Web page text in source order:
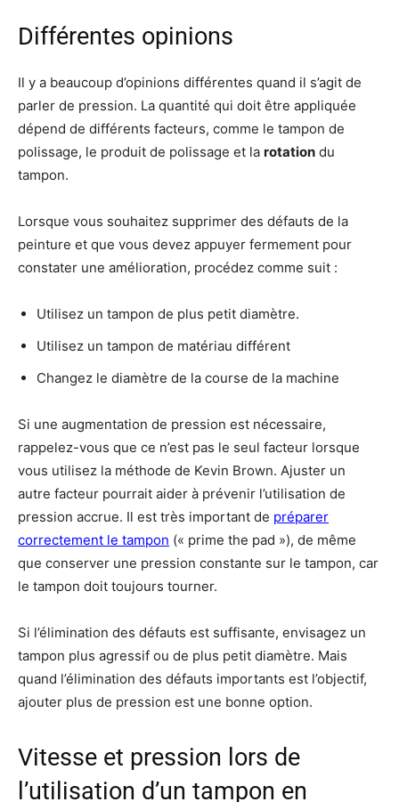
Différentes opinions
Il y a beaucoup d’opinions différentes quand il s’agit de
parler de pression. La quantité qui doit être appliquée
dépend de différents facteurs, comme le tampon de
polissage, le produit de polissage et la rotation du
tampon.
Lorsque vous souhaitez supprimer des défauts de la
peinture et que vous devez appuyer fermement pour
constater une amélioration, procédez comme suit :
Utilisez un tampon de plus petit diamètre.
Utilisez un tampon de matériau différent
Changez le diamètre de la course de la machine
Si une augmentation de pression est nécessaire,
rappelez-vous que ce n’est pas le seul facteur lorsque
vous utilisez la méthode de Kevin Brown. Ajuster un
autre facteur pourrait aider à prévenir l’utilisation de
pression accrue. Il est très important de préparer
correctement le tampon (« prime the pad »), de même
que conserver une pression constante sur le tampon, car
le tampon doit toujours tourner.
Si l’élimination des défauts est suffisante, envisagez un
tampon plus agressif ou de plus petit diamètre. Mais
quand l’élimination des défauts importants est l’objectif,
ajouter plus de pression est une bonne option.
Vitesse et pression lors de
l’utilisation d’un tampon en